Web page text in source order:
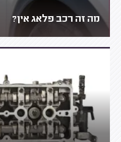
מה זה רכב פלאג אין?